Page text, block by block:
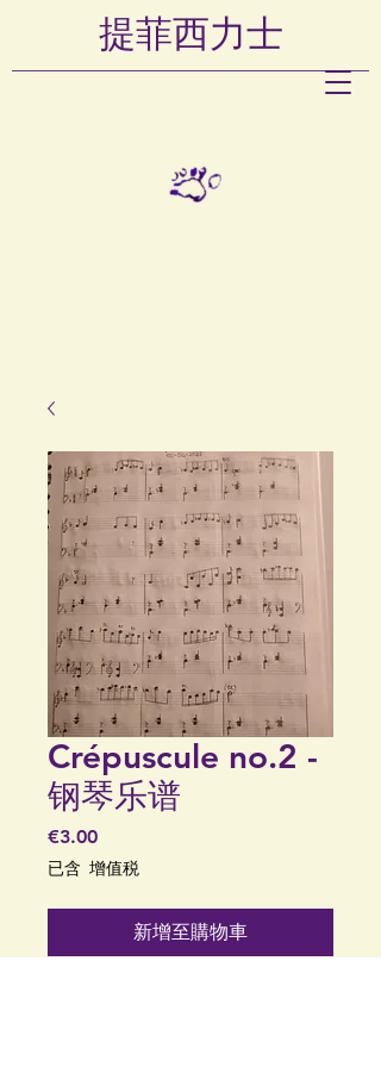
提菲西力士
Crépuscule no.2 -
钢琴乐谱
€3.00價
格
已含 增值税
新增至購物車